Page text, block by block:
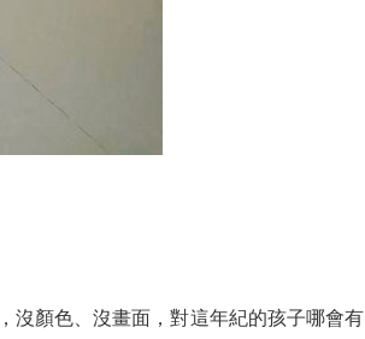
顏色、沒畫面，對這年紀的孩子哪會有